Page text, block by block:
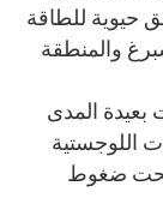
حيوية للطاقة
والمنطقة
المدى
اللوجستية
تحت ضغوط